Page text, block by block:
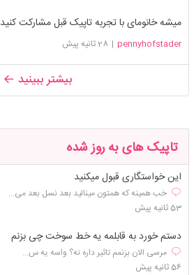
میشه خانومای با تجربه تاپیک قبل مشارکت کنید 🩷🥰
pennyhofstader
| 28 ثانیه پیش
بیشتر ببینید
تاپیک های به روز شده
این خواستگاری قبول میکنید
خب همینه که همتون مینالید بعد نسل بعد می...
53 ثانیه پیش
دستم خورد به قابلمه یه خط سوخت چی بزنم
مرسی الان بزنمم تاثیر داره نه؟ واسه یه س...
56 ثانیه پیش